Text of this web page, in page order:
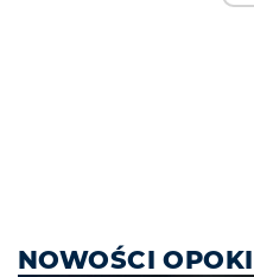
NOWOŚCI OPOKI